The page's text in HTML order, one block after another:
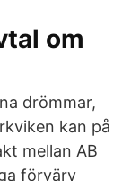
om
drömmar,
kan på
mellan AB
förvärv